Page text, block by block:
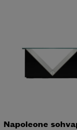
Napoleone